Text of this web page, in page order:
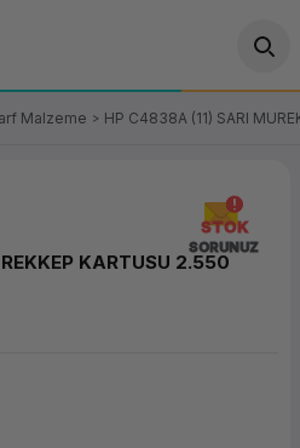
OT/VT Ürünleri
Fiş Yazıcı
Malzeme HP C4838A (11) SARI
STOK
SORUNUZ
KARTUSU 2.550